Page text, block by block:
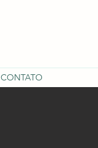
CONTATO